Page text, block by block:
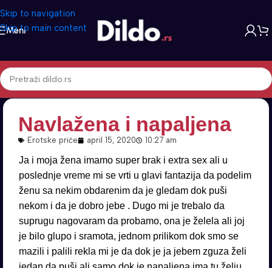
Skip to navigation
Skip to main content
Meni
Navlažena i napaljena
Erotske priče april 15, 2020 10:27 am
Ja i moja žena imamo super brak i extra sex ali u
poslednje vreme mi se vrti u glavi fantazija da podelim
ženu sa nekim obdarenim da je gledam dok puši
nekom i da je dobro jebe . Dugo mi je trebalo da
suprugu nagovaram da probamo, ona je želela ali joj
je bilo glupo i sramota, jednom prilikom dok smo se
mazili i palili rekla mi je da dok je ja jebem zguza želi